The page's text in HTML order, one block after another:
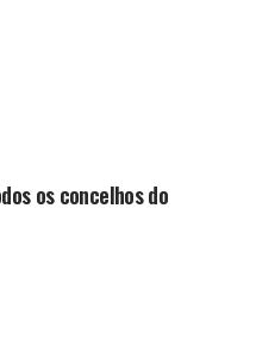
os concelhos do